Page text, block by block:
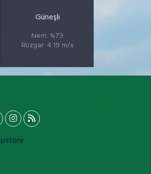
Güneşli
Nem: %73
Rüzgar: 4.19 m/s